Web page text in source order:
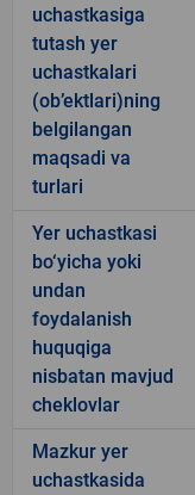
uchastkasiga
tutash yer
uchastkalari
(ob’ektlari)ning
belgilangan
maqsadi va
turlari
Yer uchastkasi
bo‘yicha yoki
undan
foydalanish
huquqiga
nisbatan mavjud
cheklovlar
Mazkur yer
uchastkasida